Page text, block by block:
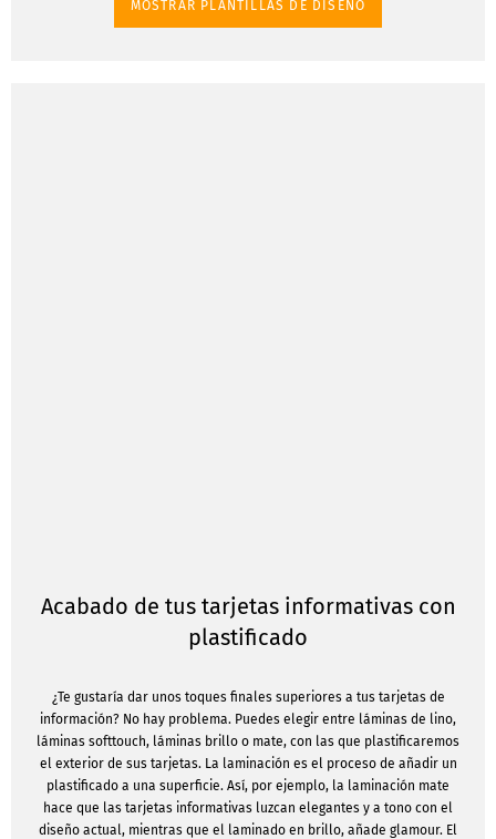
MOSTRAR PLANTILLAS DE DISEÑO
Acabado de tus tarjetas informativas con
plastificado
¿Te gustaría dar unos toques finales superiores a tus tarjetas de
información? No hay problema. Puedes elegir entre láminas de lino,
láminas softtouch, láminas brillo o mate, con las que plastificaremos
el exterior de sus tarjetas. La laminación es el proceso de añadir un
plastificado a una superficie. Así, por ejemplo, la laminación mate
hace que las tarjetas informativas luzcan elegantes y a tono con el
diseño actual, mientras que el laminado en brillo, añade glamour. El